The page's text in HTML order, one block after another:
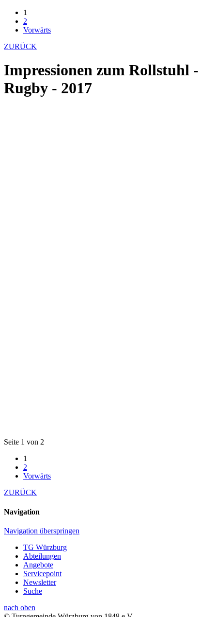
1
2
Vorwärts
ZURÜCK
Impressionen zum Rollstuhl -
Rugby - 2017
Seite 1 von 2
1
2
Vorwärts
ZURÜCK
Navigation
Navigation überspringen
TG Würzburg
Abteilungen
Angebote
Servicepoint
Newsletter
Suche
nach oben